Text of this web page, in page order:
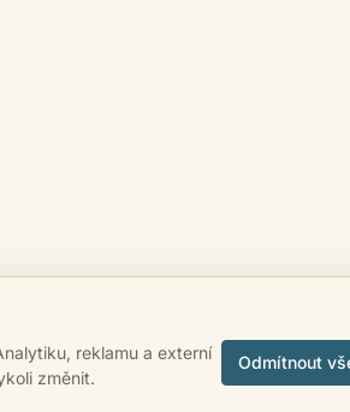
reklamu a externí
změnit.
Odmítnout